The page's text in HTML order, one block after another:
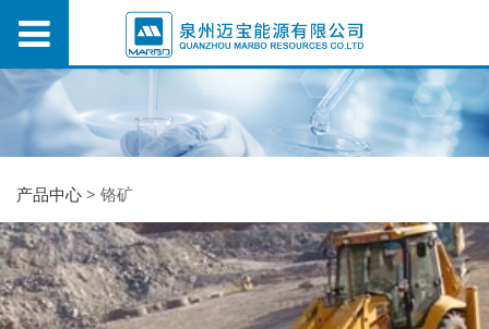
产品中心 >铬矿